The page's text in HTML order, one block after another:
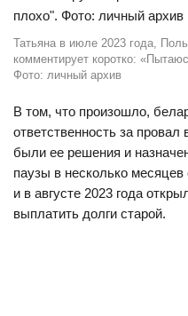
Татьяна в июле 2023 года,
комментирует коротко:
Фото: личный архив
В том, что произошло,
ответственность за
были ее решения и
паузы в несколько
и в августе 2023 года
выплатить долги старой.